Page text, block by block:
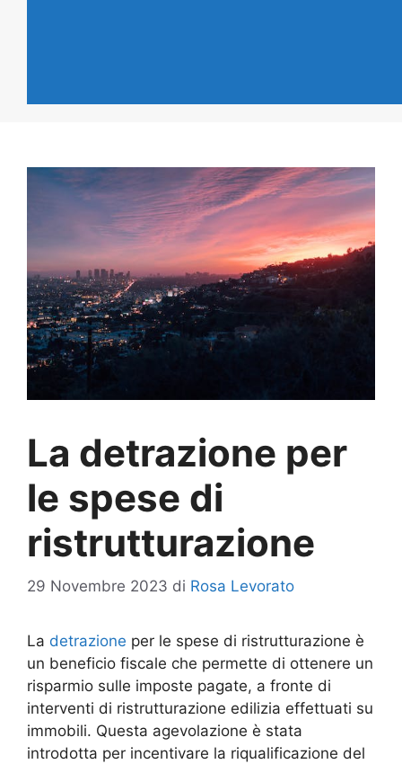
La detrazione per
le spese di
ristrutturazione
29 Novembre 2023 di Rosa Levorato
La detrazione per le spese di ristrutturazione è
un beneficio fiscale che permette di ottenere un
risparmio sulle imposte pagate, a fronte di
interventi di ristrutturazione edilizia effettuati su
immobili. Questa agevolazione è stata
introdotta per incentivare la riqualificazione del